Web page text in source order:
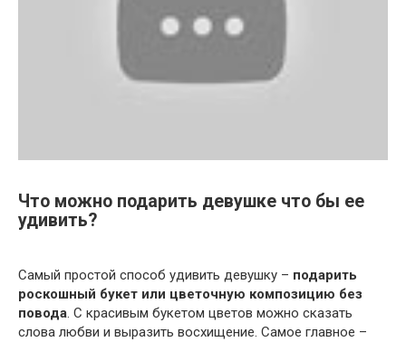
Что можно подарить девушке что бы ее
удивить?
Самый простой способ удивить девушку – подарить
роскошный букет или цветочную композицию без
повода. С красивым букетом цветов можно сказать
слова любви и выразить восхищение. Самое главное –